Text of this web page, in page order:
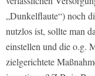
„Dunkelflaute“) noch
nutzlos ist, sollte man
einstellen und die o.g.
zielgerichtete